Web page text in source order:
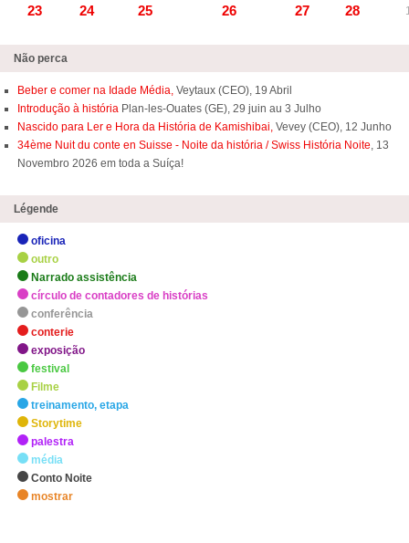
23
24 25 26 27 28
Não perca
Beber e comer na Idade Média, Veytaux (CEO), 19 Abril
Introdução à história Plan-les-Ouates (GE), 29 juin au 3 Julho
Nascido para Ler e Hora da História de Kamishibai, Vevey (CEO), 12 Junho
34ème Nuit du conte en Suisse - Noite da história / Swiss História Noite, 13
Novembro 2026 em toda a Suíça!
Légende
oficina
outro
Narrado assistência
círculo de contadores de histórias
conferência
conterie
exposição
festival
Filme
treinamento, etapa
Storytime
palestra
média
Conto Noite
mostrar